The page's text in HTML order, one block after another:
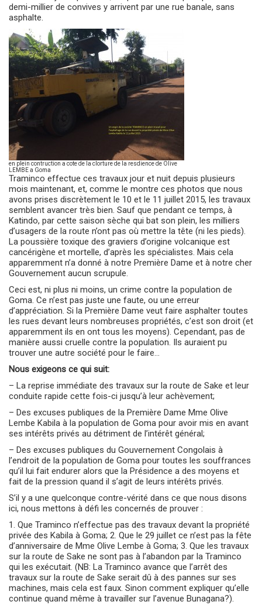
demi-millier de convives y arrivent par une rue banale, sans
asphalte.
en plein contruction a cote de la clorture de la resdience de Olive
LEMBE a Goma
Traminco effectue ces travaux jour et nuit depuis plusieurs
mois maintenant, et, comme le montre ces photos que nous
avons prises discrètement le 10 et le 11 juillet 2015, les travaux
semblent avancer très bien. Sauf que pendant ce temps, à
Katindo, par cette saison sèche qui bat son plein, les milliers
d’usagers de la route n’ont pas où mettre la tête (ni les pieds).
La poussière toxique des graviers d’origine volcanique est
cancérigène et mortelle, d’après les spécialistes. Mais cela
apparemment n’a donné à notre Première Dame et à notre cher
Gouvernement aucun scrupule.
Ceci est, ni plus ni moins, un crime contre la population de
Goma. Ce n’est pas juste une faute, ou une erreur
d’appréciation. Si la Première Dame veut faire asphalter toutes
les rues devant leurs nombreuses propriétés, c’est son droit (et
apparemment ils en ont tous les moyens). Cependant, pas de
manière aussi cruelle contre la population. Ils auraient pu
trouver une autre société pour le faire…
Nous exigeons ce qui suit:
– La reprise immédiate des travaux sur la route de Sake et leur
conduite rapide cette fois-ci jusqu’à leur achèvement;
– Des excuses publiques de la Première Dame Mme Olive
Lembe Kabila à la population de Goma pour avoir mis en avant
ses intérêts privés au détriment de l’intérêt général;
– Des excuses publiques du Gouvernement Congolais à
l’endroit de la population de Goma pour toutes les souffrances
qu’il lui fait endurer alors que la Présidence a des moyens et
fait de la pression quand il s’agit de leurs intérêts privés.
S’il y a une quelconque contre-vérité dans ce que nous disons
ici, nous mettons à défi les concernés de prouver :
1. Que Traminco n’effectue pas des travaux devant la propriété
privée des Kabila à Goma; 2. Que le 29 juillet ce n’est pas la fête
d’anniversaire de Mme Olive Lembe à Goma; 3. Que les travaux
sur la route de Sake ne sont pas à l’abandon par la Traminco
qui les exécutait. (NB: La Traminco avance que l’arrêt des
travaux sur la route de Sake serait dû à des pannes sur ses
machines, mais cela est faux. Sinon comment expliquer qu’elle
continue quand même à travailler sur l’avenue Bunagana?).